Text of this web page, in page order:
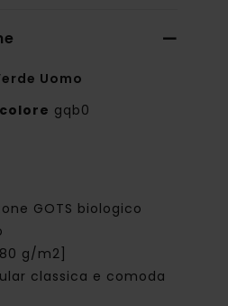
Uomo
gqb0
GOTS biologico
g/m2]
classica e comoda